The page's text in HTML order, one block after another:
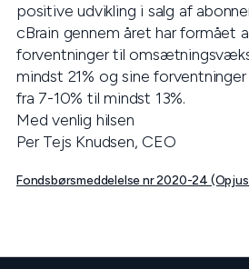
positive udvikling i salg af
cBrain gennem året har formået
forventninger til
mindst 21% og sine
fra 7-10% til mindst 13%.
Med venlig hilsen
Per Tejs Knudsen, CEO
Fondsbørsmeddelelse nr 2020-24